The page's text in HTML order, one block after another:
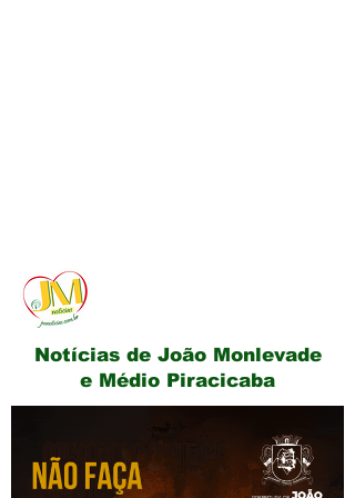
Notícias de João Monlevade
e Médio Piracicaba